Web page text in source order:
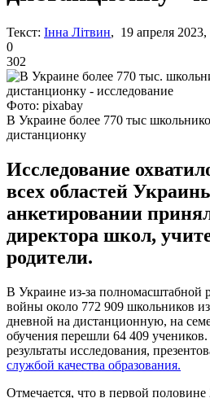
Текст: Інна Літвин, 19 апреля 2023,
0
302
Фото: pixabay
В Украине более 770 тыс
дистанционку
Исследование
всех областей
анкетировании
директора школ,
родители.
В Украине из-за полномасштабной
войны около 772 909 школьников
дневной на дистанционную, на
обучения перешли 64 409
результаты исследования,
службой качества образования.
Отмечается, что в первой половине